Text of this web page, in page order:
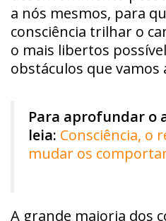
a nós mesmos, para
consciência trilhar o
o mais libertos
obstáculos que vamos
Para aprofundar o
leia: Consciência, o
mudar os
A grande maioria dos